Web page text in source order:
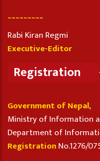
Rabi Kiran Regmi
Executive-Editor
Registration
Government of Nepal,
Ministry of Information
Department of
RegistrationNo.1276/